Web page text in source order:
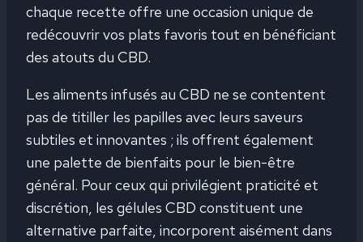
chaque recette offre une occasion unique de
redécouvrir vos plats favoris tout en bénéficiant
des atouts du CBD.
Les aliments infusés au CBD ne se contentent
pas de titiller les papilles avec leurs saveurs
subtiles et innovantes ; ils offrent également
une palette de bienfaits pour le bien-être
général. Pour ceux qui privilégient praticité et
discrétion, les gélules CBD constituent une
alternative parfaite, incorporent aisément dans